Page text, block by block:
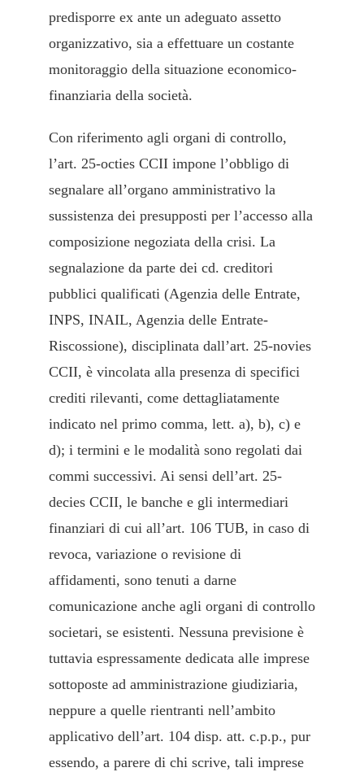
predisporre ex ante un adeguato assetto
organizzativo, sia a effettuare un costante
monitoraggio della situazione economico-
finanziaria della società.
Con riferimento agli organi di controllo,
l’art. 25-octies CCII impone l’obbligo di
segnalare all’organo amministrativo la
sussistenza dei presupposti per l’accesso alla
composizione negoziata della crisi. La
segnalazione da parte dei cd. creditori
pubblici qualificati (Agenzia delle Entrate,
INPS, INAIL, Agenzia delle Entrate-
Riscossione), disciplinata dall’art. 25-novies
CCII, è vincolata alla presenza di specifici
crediti rilevanti, come dettagliatamente
indicato nel primo comma, lett. a), b), c) e
d); i termini e le modalità sono regolati dai
commi successivi. Ai sensi dell’art. 25-
decies CCII, le banche e gli intermediari
finanziari di cui all’art. 106 TUB, in caso di
revoca, variazione o revisione di
affidamenti, sono tenuti a darne
comunicazione anche agli organi di controllo
societari, se esistenti. Nessuna previsione è
tuttavia espressamente dedicata alle imprese
sottoposte ad amministrazione giudiziaria,
neppure a quelle rientranti nell’ambito
applicativo dell’art. 104 disp. att. c.p.p., pur
essendo, a parere di chi scrive, tali imprese